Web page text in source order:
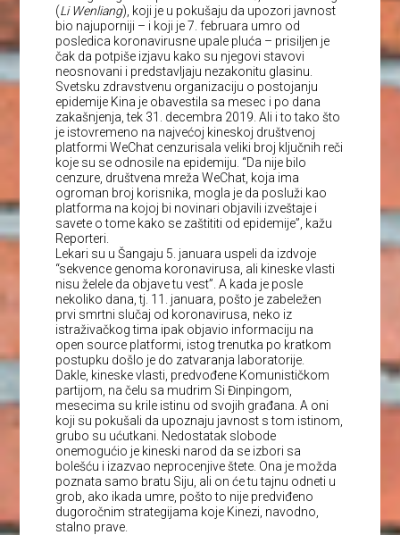
(Li Wenliang), koji je u pokušaju da upozori javnost
bio najuporniji – i koji je 7. februara umro od
posledica koronavirusne upale pluća – prisiljen je
čak da potpiše izjavu kako su njegovi stavovi
neosnovani i predstavljaju nezakonitu glasinu.
Svetsku zdravstvenu organizaciju o postojanju
epidemije Kina je obavestila sa mesec i po dana
zakašnjenja, tek 31. decembra 2019. Ali i to tako što
je istovremeno na najvećoj kineskoj društvenoj
platformi WeChat cenzurisala veliki broj ključnih reči
koje su se odnosile na epidemiju. “Da nije bilo
cenzure, društvena mreža WeChat, koja ima
ogroman broj korisnika, mogla je da posluži kao
platforma na kojoj bi novinari objavili izveštaje i
savete o tome kako se zaštititi od epidemije”, kažu
Reporteri.
Lekari su u Šangaju 5. januara uspeli da izdvoje
“sekvence genoma koronavirusa, ali kineske vlasti
nisu želele da objave tu vest”. A kada je posle
nekoliko dana, tj. 11. januara, pošto je zabeležen
prvi smrtni slučaj od koronavirusa, neko iz
istraživačkog tima ipak objavio informaciju na
open source platformi, istog trenutka po kratkom
postupku došlo je do zatvaranja laboratorije.
Dakle, kineske vlasti, predvođene Komunističkom
partijom, na čelu sa mudrim Si Đinpingom,
mesecima su krile istinu od svojih građana. A oni
koji su pokušali da upoznaju javnost s tom istinom,
grubo su ućutkani. Nedostatak slobode
onemogućio je kineski narod da se izbori sa
bolešću i izazvao neprocenjive štete. Ona je možda
poznata samo bratu Siju, ali on će tu tajnu odneti u
grob, ako ikada umre, pošto to nije predviđeno
dugoročnim strategijama koje Kinezi, navodno,
stalno prave.